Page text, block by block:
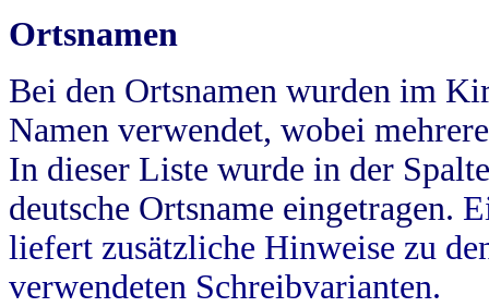
Ortsnamen
Bei den Ortsnamen wurden im
Namen verwendet, wobei
In dieser Liste wurde in der
deutsche Ortsname eingetragen.
liefert zusätzliche Hinweise zu
verwendeten Schreibvarianten.